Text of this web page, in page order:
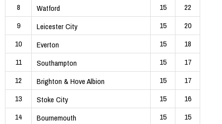
8
Watford 15
22
9
Leicester City 15
20
10
Everton 15
18
11
Southampton 15
17
12
Brighton & Hove Albion 15
17
13
Stoke City 15
16
14
Bournemouth 15
15